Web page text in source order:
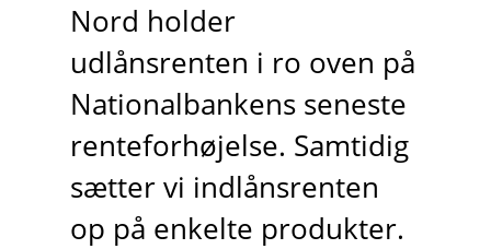
Nord holder
udlånsrenten i ro oven på
Nationalbankens seneste
renteforhøjelse. Samtidig
sætter vi indlånsrenten
op på enkelte produkter.